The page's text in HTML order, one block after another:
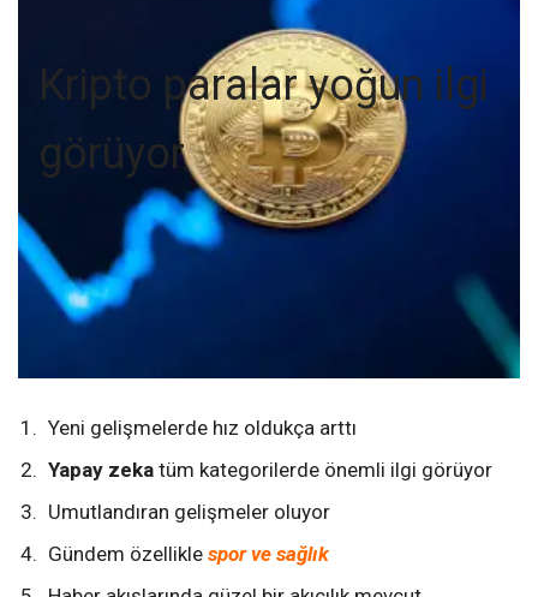
Kripto paralar yoğun ilgi
görüyor
Yeni gelişmelerde hız oldukça arttı
Yapay zeka tüm kategorilerde önemli ilgi görüyor
Umutlandıran gelişmeler oluyor
Gündem özellikle spor ve sağlık